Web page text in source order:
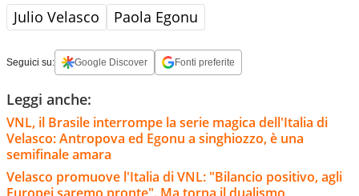
Julio Velasco Paola Egonu
Seguici su: Google Discover Fonti preferite
Leggi anche:
VNL, il Brasile interrompe la serie magica dell'Italia di
Velasco: Antropova ed Egonu a singhiozzo, è una
semifinale amara
Velasco promuove l'Italia di VNL: "Bilancio positivo, agli